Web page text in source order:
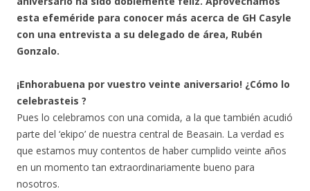
esta efeméride para conocer más acerca de GH Casyle
con una entrevista a su delegado de área, Rubén
Gonzalo.
¡Enhorabuena por vuestro veinte aniversario! ¿Cómo lo
celebrasteis ?
Pues lo celebramos con una comida, a la que también acudió
parte del ‘ekipo’ de nuestra central de Beasain. La verdad es
que estamos muy contentos de haber cumplido veinte años
en un momento tan extraordinariamente bueno para
nosotros.